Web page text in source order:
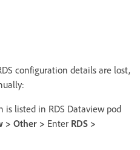
configuration details are lost,
is listed in RDS Dataview pod
> Other > Enter RDS >